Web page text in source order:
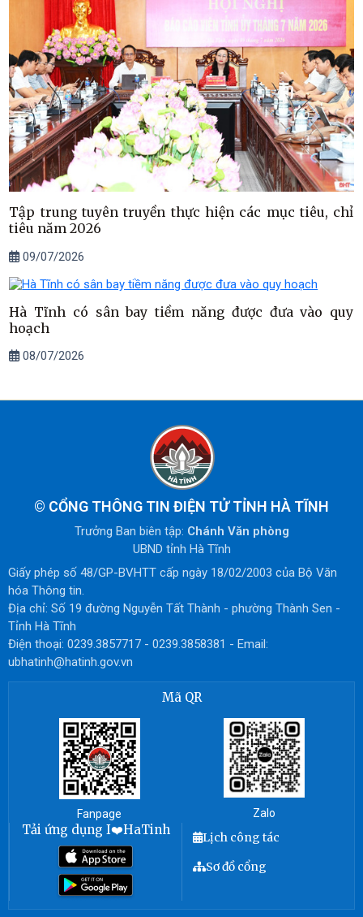
Tập trung tuyên truyền thực hiện các mục tiêu, chỉ
tiêu năm 2026
09/07/2026
Hà Tĩnh có sân bay tiềm năng được đưa vào quy
hoạch
08/07/2026
© CỔNG THÔNG TIN ĐIỆN TỬ TỈNH HÀ TĨNH
Trưởng Ban biên tập: Chánh Văn phòng
UBND tỉnh Hà Tĩnh
Giấy phép số 48/GP-BVHTT cấp ngày 18/02/2003 của Bộ Văn
hóa Thông tin.
Địa chỉ: Số 19 đường Nguyễn Tất Thành - phường Thành Sen -
Tỉnh Hà Tĩnh
Điện thoại: 0239.3857717 - 0239.3858381 - Email:
ubhatinh@hatinh.gov.vn
Mã QR
Fanpage Zalo
Tải ứng dụng I❤️HaTinh
Lịch công tác
Sơ đồ cổng